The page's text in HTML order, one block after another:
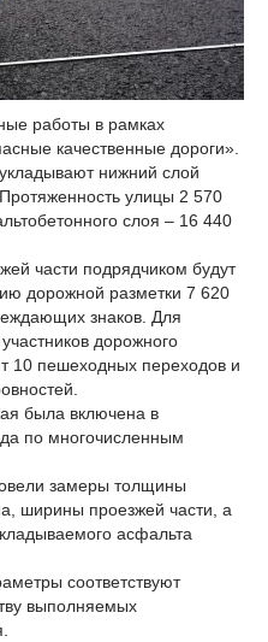
работы в рамках
качественные дороги».
нижний слой
улицы 2 570
слоя – 16 440
части подрядчиком будут
дорожной разметки 7 620
знаков. Для
дорожного
10 пешеходных переходов и
была включена в
по многочисленным
замеры толщины
ширины проезжей части, а
асфальта
соответствуют
выполняемых